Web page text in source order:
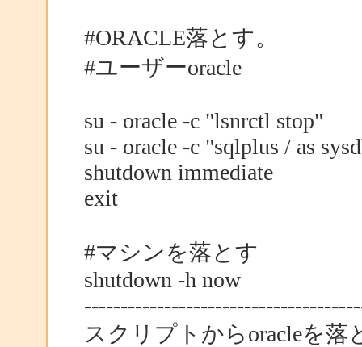
#ORACLE落とす。
#ユーザーoracle
su - oracle -c "lsnrctl stop"
su - oracle -c "sqlplus / as
shutdown immediate
exit
#マシンを落とす
shutdown -h now
スクリプトからoracleを